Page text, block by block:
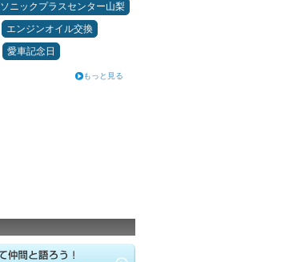
ソニックプラスセンター山梨
エンジンオイル交換
愛車記念日
もっと見る